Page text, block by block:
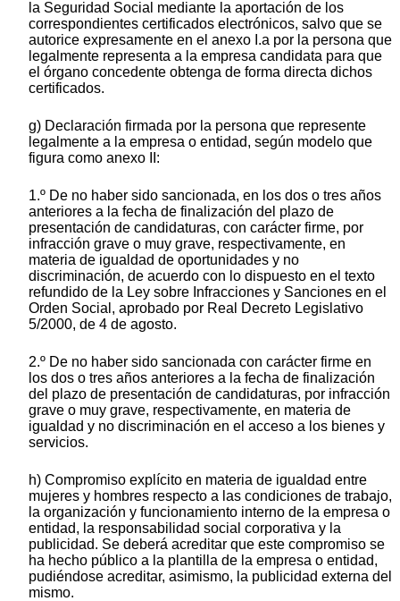
la Seguridad Social mediante la aportación de los
correspondientes certificados electrónicos, salvo que se
autorice expresamente en el anexo I.a por la persona que
legalmente representa a la empresa candidata para que
el órgano concedente obtenga de forma directa dichos
certificados.
g) Declaración firmada por la persona que represente
legalmente a la empresa o entidad, según modelo que
figura como anexo II:
1.º De no haber sido sancionada, en los dos o tres años
anteriores a la fecha de finalización del plazo de
presentación de candidaturas, con carácter firme, por
infracción grave o muy grave, respectivamente, en
materia de igualdad de oportunidades y no
discriminación, de acuerdo con lo dispuesto en el texto
refundido de la Ley sobre Infracciones y Sanciones en el
Orden Social, aprobado por Real Decreto Legislativo
5/2000, de 4 de agosto.
2.º De no haber sido sancionada con carácter firme en
los dos o tres años anteriores a la fecha de finalización
del plazo de presentación de candidaturas, por infracción
grave o muy grave, respectivamente, en materia de
igualdad y no discriminación en el acceso a los bienes y
servicios.
h) Compromiso explícito en materia de igualdad entre
mujeres y hombres respecto a las condiciones de trabajo,
la organización y funcionamiento interno de la empresa o
entidad, la responsabilidad social corporativa y la
publicidad. Se deberá acreditar que este compromiso se
ha hecho público a la plantilla de la empresa o entidad,
pudiéndose acreditar, asimismo, la publicidad externa del
mismo.